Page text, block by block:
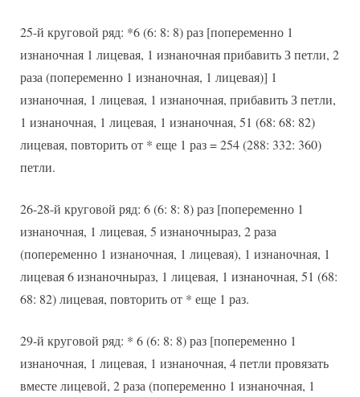
25-й круговой ряд: *6 (6: 8: 8) раз [попеременно 1
изнаночная 1 лицевая, 1 изнаночная прибавить З петли, 2
раза (попеременно 1 изнаночная, 1 лицевая)] 1
изнаночная, 1 лицевая, 1 изнаночная, прибавить З петли,
1 изнаночная, 1 лицевая, 1 изнаночная, 51 (68: 68: 82)
лицевая, повторить от * еще 1 раз = 254 (288: 332: 360)
петли.
26-28-й круговой ряд: 6 (6: 8: 8) раз [попеременно 1
изнаночная, 1 лицевая, 5 изнаночныраз, 2 раза
(попеременно 1 изнаночная, 1 лицевая), 1 изнаночная, 1
лицевая 6 изнаночныраз, 1 лицевая, 1 изнаночная, 51 (68:
68: 82) лицевая, повторить от * еще 1 раз.
29-й круговой ряд: * 6 (6: 8: 8) раз [попеременно 1
изнаночная, 1 лицевая, 1 изнаночная, 4 петли провязать
вместе лицевой, 2 раза (попеременно 1 изнаночная, 1